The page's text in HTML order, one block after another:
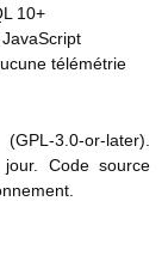
10+
télémétrie
3.0-or-later).
Code source